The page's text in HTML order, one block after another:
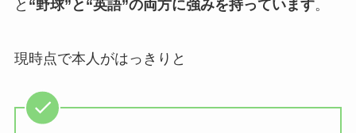
と “野球”と“英語”の両方に強みを持っています。
現時点で本人がはっきりと